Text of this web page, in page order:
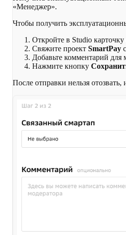
«Менеджер».
Чтобы получить
Откройте в Studio
Свяжите проект SmartPay
Добавьте комментарий для
Нажмите кнопку
После отправки нельзя отозвать,